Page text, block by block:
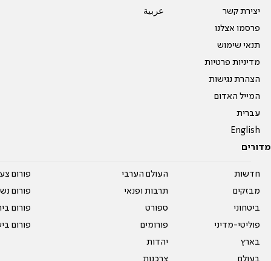
יצירת קשר
פרסמו אצלנו
תנאי שימוש
מדיניות פרטיות
הצהרת נגישות
המייל האדום
עברית
English
عربية
מדורים
חדשות
מבזקים
ביטחוני
פוליטי-מדיני
בארץ
העולם הערבי
תרבות ופנאי
ספורט
פורומים
יהדות
פורום
פורום
פורום
פורום